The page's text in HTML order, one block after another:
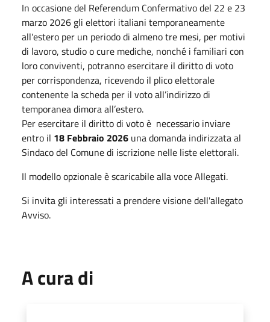
In occasione del Referendum Confermativo del 22 e 23
marzo 2026 gli elettori italiani temporaneamente
all'estero per un periodo di almeno tre mesi, per motivi
di lavoro, studio o cure mediche, nonché i familiari con
loro conviventi, potranno esercitare il diritto di voto
per corrispondenza, ricevendo il plico elettorale
contenente la scheda per il voto all’indirizzo di
temporanea dimora all’estero.
Per esercitare il diritto di voto è necessario inviare
entro il 18 Febbraio 2026 una domanda indirizzata al
Sindaco del Comune di iscrizione nelle liste elettorali.
Il modello opzionale è scaricabile alla voce Allegati.
Si invita gli interessati a prendere visione dell'allegato
Avviso.
A cura di